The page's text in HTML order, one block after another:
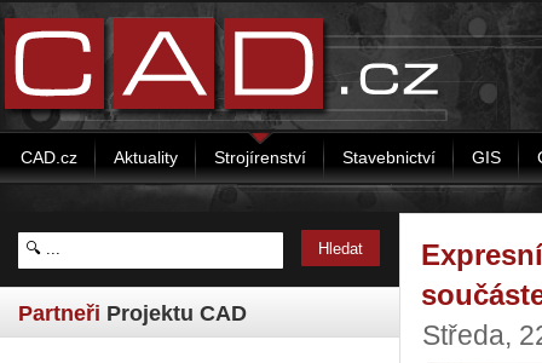
CAD.cz Aktuality Strojírenství Stavebnictví GIS
Partneři Projektu CAD
Středa,